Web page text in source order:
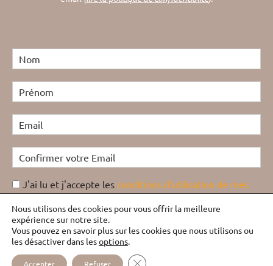
J'ai lu et j'accepte les conditions d'utilisation de mes
dans le cadre de cet échange
Anti-spam 12+5 = ?
Nous utilisons des cookies pour vous offrir la meilleure
expérience sur notre site.
Vous pouvez en savoir plus sur les cookies que nous utilisons ou
les désactiver dans lesoptions.
Accepter Refuser FERMER LA BANNIÈRE DES